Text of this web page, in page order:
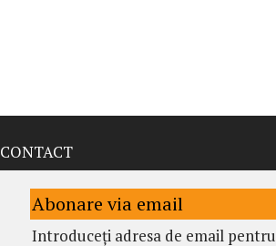
CONTACT
Abonare via email
Introduceți adresa de email pentru